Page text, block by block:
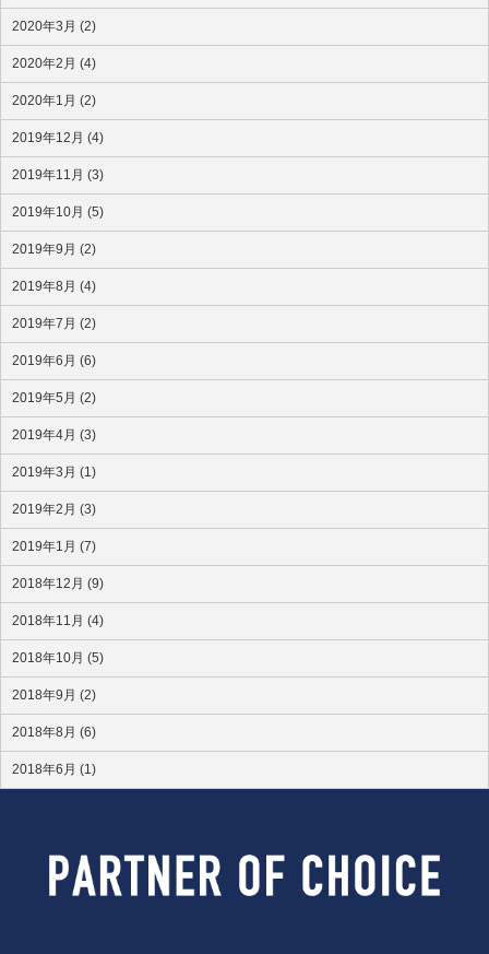
2020年3月 (2)
2020年2月 (4)
2020年1月 (2)
2019年12月 (4)
2019年11月 (3)
2019年10月 (5)
2019年9月 (2)
2019年8月 (4)
2019年7月 (2)
2019年6月 (6)
2019年5月 (2)
2019年4月 (3)
2019年3月 (1)
2019年2月 (3)
2019年1月 (7)
2018年12月 (9)
2018年11月 (4)
2018年10月 (5)
2018年9月 (2)
2018年8月 (6)
2018年6月 (1)